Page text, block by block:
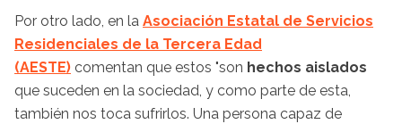
Por otro lado, en la Asociación Estatal de Servicios
Residenciales de la Tercera Edad
(AESTE) comentan que estos "son hechos aislados
que suceden en la sociedad, y como parte de esta,
también nos toca sufrirlos. Una persona capaz de